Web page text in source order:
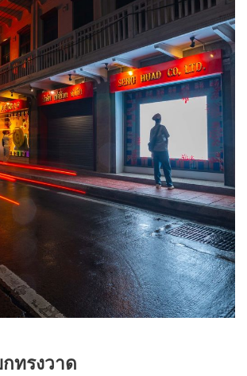
ทรงวาด